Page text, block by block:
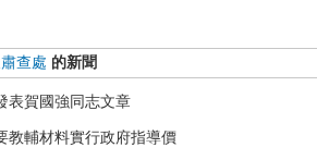
查處 的新聞
表賀國強同志文章
教輔材料實行政府指導價